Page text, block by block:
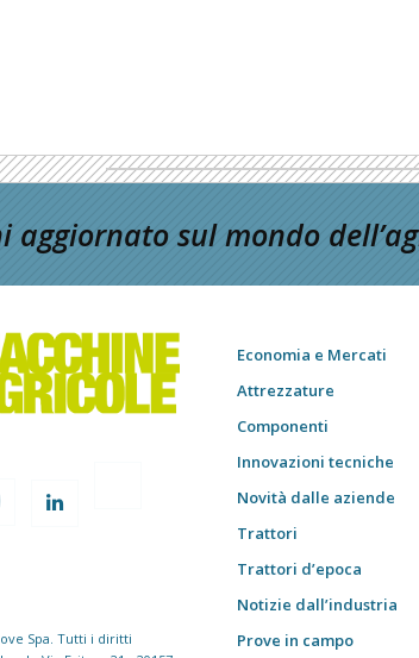
aggiornato sul mondo
Spa. Tutti i diritti
Economia e Mercati
Attrezzature
Componenti
Innovazioni tecniche
Novità dalle aziende
Trattori
Trattori d’epoca
Notizie dall’industria
Prove in campo